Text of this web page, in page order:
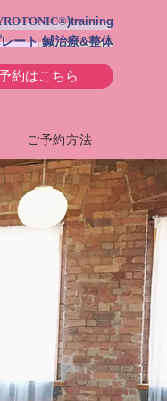
)training
ート 鍼治療&整体
約はこちら
ご予約方法